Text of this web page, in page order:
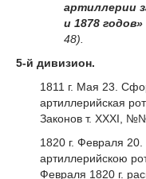
артиллерии
и 1878 годов»
48).
5-й дивизион.
1811 г. Мая 23.
артиллерийская
Законов т. XXXI,
1820 г. Февраля
артиллерийскою
Февраля 1820 г.